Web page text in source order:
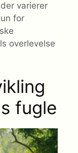
varierer
for
overlevelse
fugle